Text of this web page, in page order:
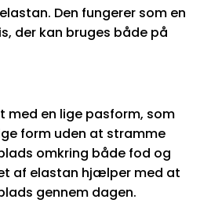
Den fungerer som en
der kan bruges både på
med en lige pasform, som
form uden at stramme
omkring både fod og
af elastan hjælper med at
gennem dagen.